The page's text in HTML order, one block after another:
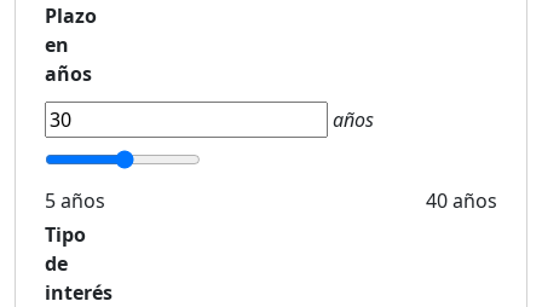
Plazo
en
años
años
5 años
40 años
Tipo
de
interés